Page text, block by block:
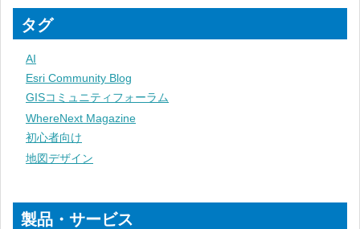
タグ
AI
Esri Community Blog
GISコミュニティフォーラム
WhereNext Magazine
初心者向け
地図デザイン
製品・サービス